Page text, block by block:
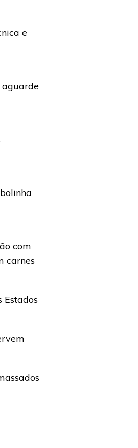
e
aguarde
com
carnes
Estados